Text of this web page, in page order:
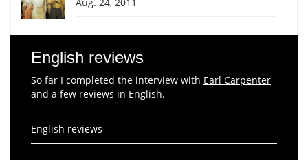
English reviews
So far I completed the interview with Earl Carpenter
and a few reviews in English.
English reviews